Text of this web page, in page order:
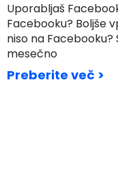
Uporabljaš
Facebooku? Boljše
niso na Facebooku?
mesečno
Preberite več >